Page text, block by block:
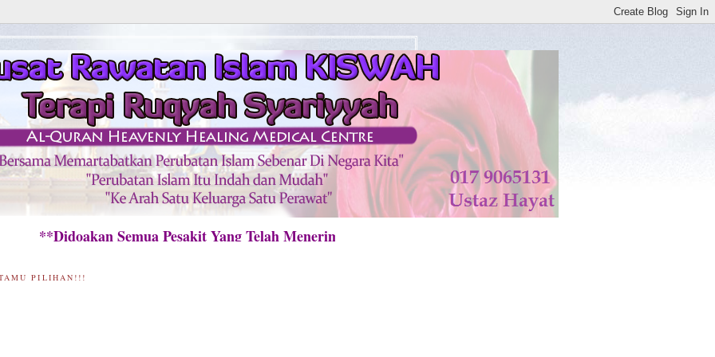
Semua Pesakit Yang Telah Menerima Rawatan di KISWAH DISEMBUHKAN ALLAH TAALA. AMIN**
PILIHAN!!!